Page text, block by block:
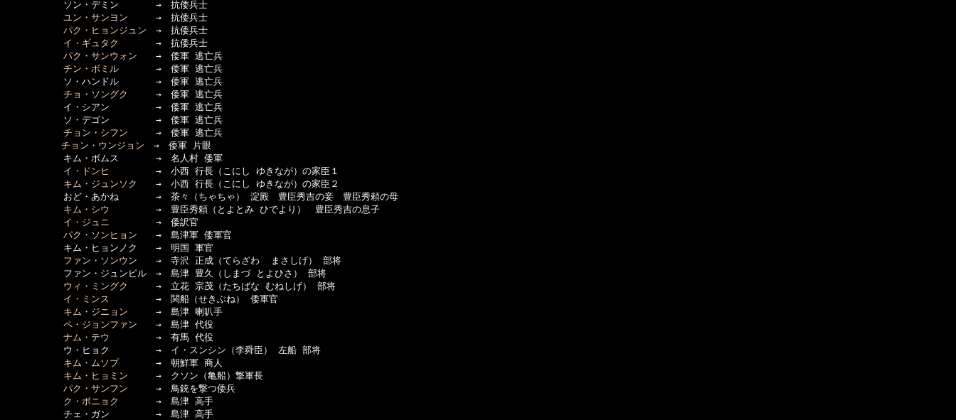
  　　　　　ソン・デミン　　　　→　抗倭兵士
ユン・サンヨン →　抗倭兵士
パク・ヒョンジュン →　抗倭兵士
イ・ギュタク
→　抗倭兵士
パク・サンウォン →　倭軍 逃亡兵
チン・ボミル →　倭軍 逃亡兵
  　　　　　ソ・ハンドル　　　　→　倭軍 逃亡兵
チョ・ソングク
→　倭軍 逃亡兵
  　　　　　イ・シアン　　　　　→　倭軍 逃亡兵
  　　　　　ソ・デゴン　　　　　→　倭軍 逃亡兵
チョン・シフン →　倭軍 逃亡兵
チョン・ウンジョン →　倭軍 片眼
  　　　　　キム・ボムス　　　　→　名人村 倭軍
イ・ドンヒ
→　小西 行長（こにし ゆきなが）の家臣１
キム・ジュンソク
→　小西 行長（こにし ゆきなが）の家臣２
  　　　　　おど・あかね　　　　→　茶々（ちゃちゃ） 淀殿　豊臣秀吉の妾　豊臣秀頼の母
キム・シウ
→　豊臣秀頼（とよとみ ひでより）　豊臣秀吉の息子
イ・ジュニ →　倭訳官
パク・ソンヒョン →　島津軍 倭軍官
  　　　　　キム・ヒョンノク　　→　明国 軍官
ファン・ソンウン →　寺沢 正成（てらざわ  まさしげ） 部将
  　　　　　ファン・ジュンピル　→　島津 豊久（しまづ とよひさ） 部将
ウィ・ミングク
→　立花 宗茂（たちばな むねしげ） 部将
イ・ミンス →　関船（せきぶね） 倭軍官
キム・ジニョン →　島津 喇叭手
ペ・ジョンファン →　島津 代役
ナム・テウ
→　有馬 代役
  　　　　　ウ・ヒョク　　　　　→　イ・スンシン（李舜臣） 左船 部将
キム・ムソプ →　朝鮮軍 商人
キム・ヒョミン →　クソン（亀船）撃軍長
パク・サンフン →　鳥銃を撃つ倭兵
ク・ボニョク
→　島津 高手
  　　　　　チェ・ガン　　　　　→　島津 高手